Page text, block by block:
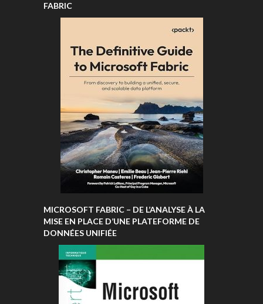
FABRIC
MICROSOFT FABRIC – DE L’ANALYSE À LA
MISE EN PLACE D’UNE PLATEFORME DE
DONNÉES UNIFIÉE